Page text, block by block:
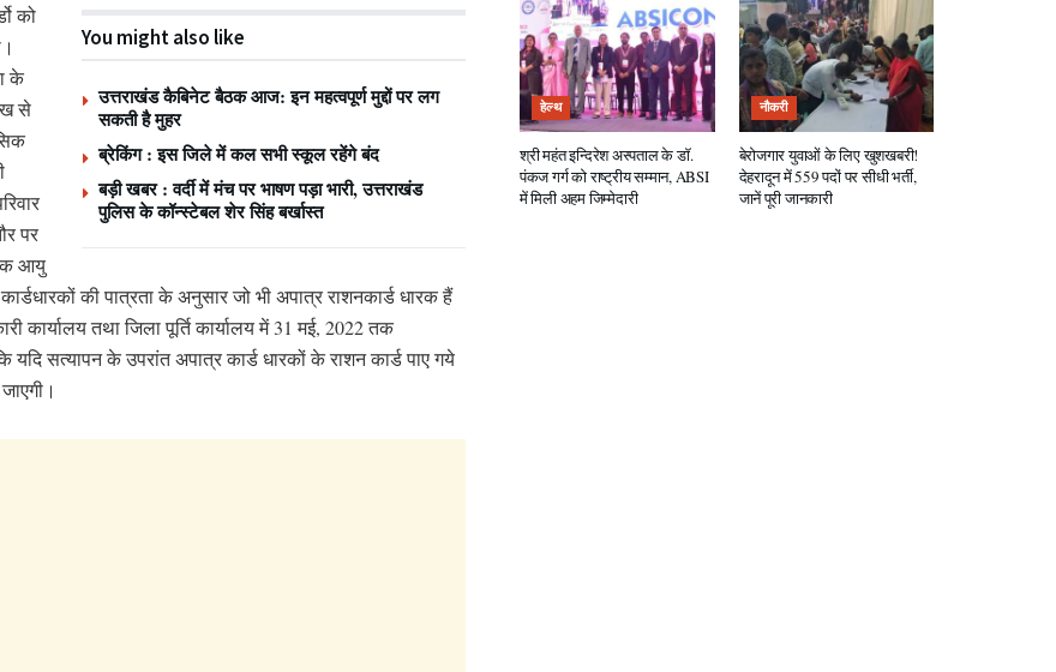
You might also like
उत्तराखंड कैबिनेट बैठक आज: इन महत्वपूर्ण मुद्दों पर लग
सकती है मुहर
ब्रेकिंग : इस जिले में कल सभी स्कूल रहेंगे बंद
बड़ी खबर : वर्दी में मंच पर भाषण पड़ा भारी, उत्तराखंड
पुलिस के कॉन्स्टेबल शेर सिंह बर्खास्त
को
के
से
पर
आयु
की पात्रता के अनुसार जो भी अपात्र राशनकार्ड धारक हैं
कार्यालय तथा जिला पूर्ति कार्यालय में 31 मई, 2022 तक
सत्यापन के उपरांत अपात्र कार्ड धारकों के राशन कार्ड पाए गये
हेल्थ
श्री महंत इन्दिरेश अस्पताल के डॉ.
पंकज गर्ग को राष्ट्रीय सम्मान, ABSI
में मिली अहम जिम्मेदारी
नौकरी
बेरोजगार युवाओं के लिए खुशखबरी!
देहरादून में 559 पदों पर सीधी भर्ती,
जानें पूरी जानकारी